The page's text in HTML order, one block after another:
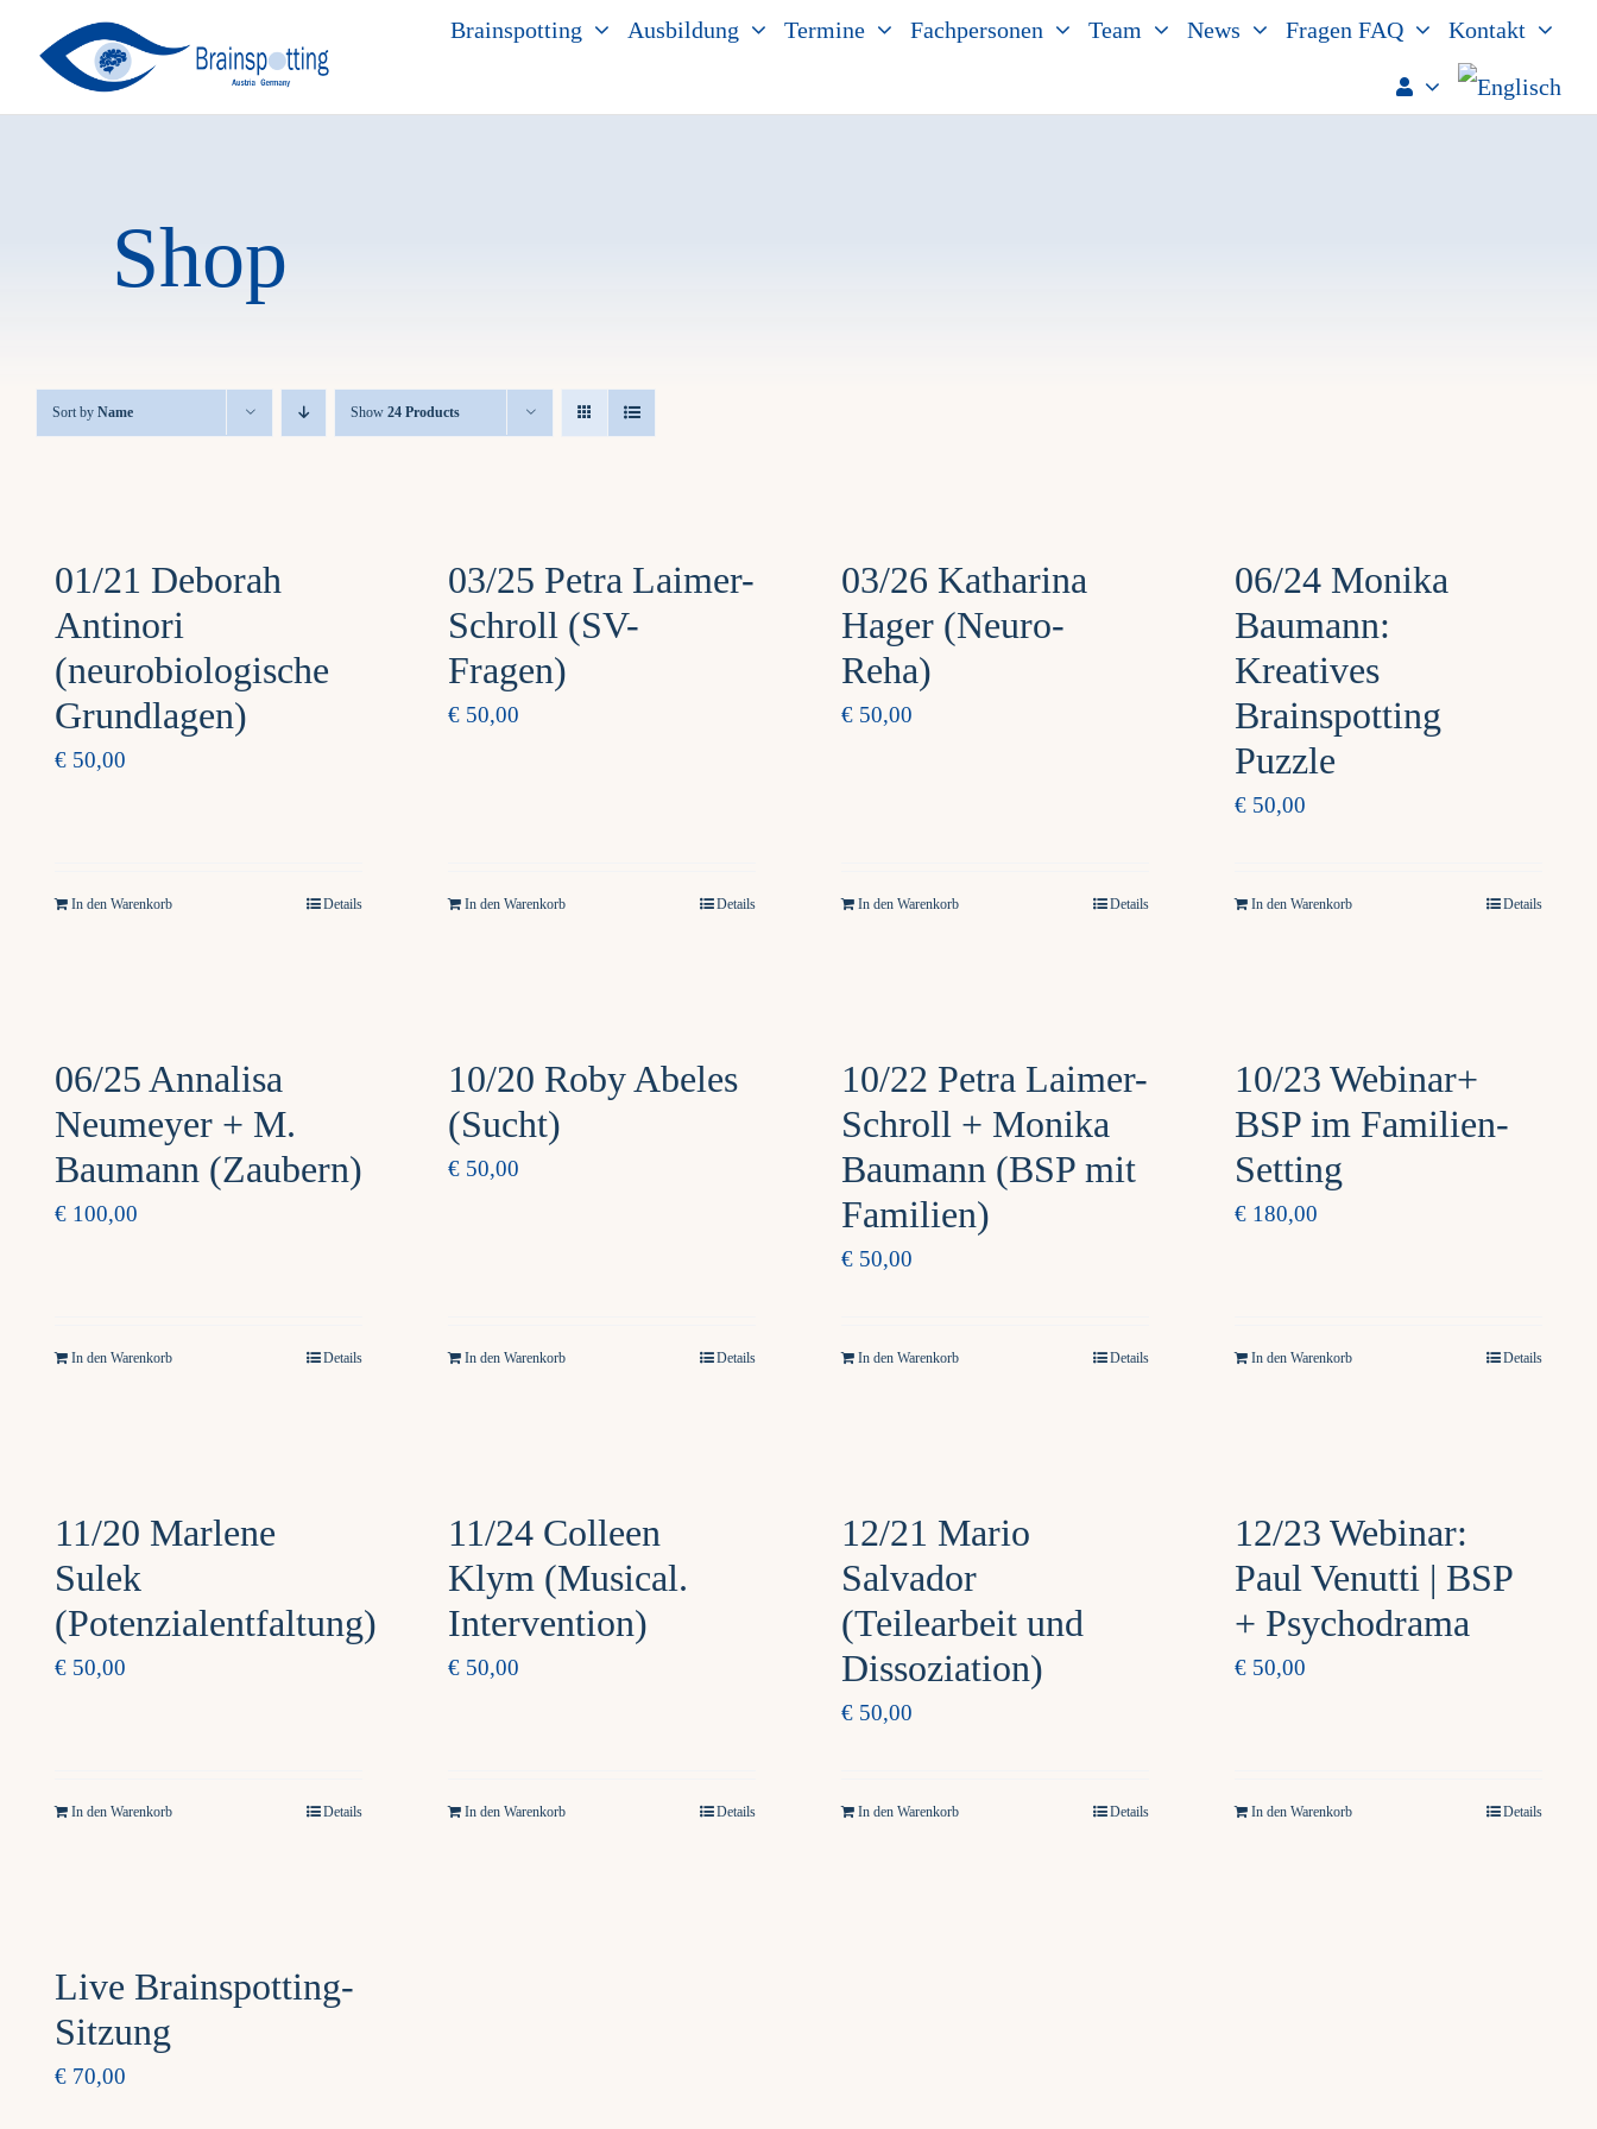
content
Brainspotting Ausbildung Termine Fachpersonen Team News Fragen FAQ Kontakt
Shop
Sort by Name Show 24 Products
01/21 Deborah
Antinori
(neurobiologische
Grundlagen)
€ 50,00
In den Warenkorb Details
03/25 Petra Laimer-
Schroll (SV-
Fragen)
€ 50,00
In den Warenkorb Details
03/26 Katharina
Hager (Neuro-
Reha)
€ 50,00
In den Warenkorb Details
06/24 Monika
Baumann:
Kreatives
Brainspotting
Puzzle
€ 50,00
In den Warenkorb Details
06/25 Annalisa
Neumeyer + M.
Baumann (Zaubern)
€ 100,00
In den Warenkorb Details
10/20 Roby Abeles
(Sucht)
€ 50,00
In den Warenkorb Details
10/22 Petra Laimer-
Schroll + Monika
Baumann (BSP mit
Familien)
€ 50,00
In den Warenkorb Details
10/23 Webinar+
BSP im Familien-
Setting
€ 180,00
In den Warenkorb Details
11/20 Marlene
Sulek
(Potenzialentfaltung)
€ 50,00
In den Warenkorb Details
11/24 Colleen
Klym (Musical.
Intervention)
€ 50,00
In den Warenkorb Details
12/21 Mario
Salvador
(Teilearbeit und
Dissoziation)
€ 50,00
In den Warenkorb Details
12/23 Webinar:
Paul Venutti | BSP
+ Psychodrama
€ 50,00
In den Warenkorb Details
Live Brainspotting-
Sitzung
€ 70,00